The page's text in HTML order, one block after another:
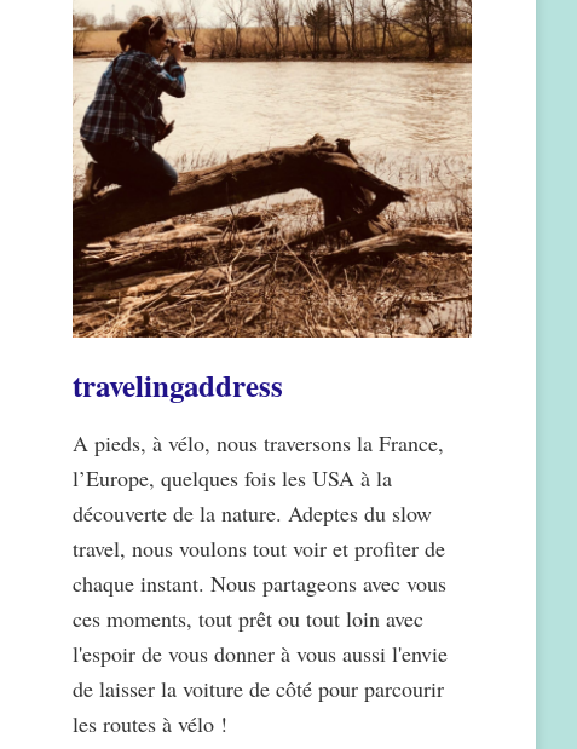
travelingaddress
A pieds, à vélo, nous traversons la France,
l’Europe, quelques fois les USA à la
découverte de la nature. Adeptes du slow
travel, nous voulons tout voir et profiter de
chaque instant. Nous partageons avec vous
ces moments, tout prêt ou tout loin avec
l'espoir de vous donner à vous aussi l'envie
de laisser la voiture de côté pour parcourir
les routes à vélo !